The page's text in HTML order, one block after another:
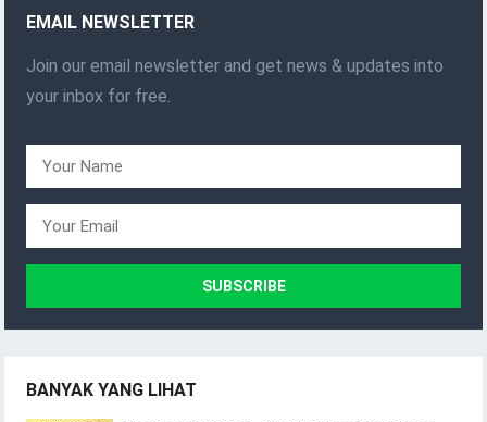
EMAIL NEWSLETTER
Join our email newsletter and get news & updates into
your inbox for free.
BANYAK YANG LIHAT